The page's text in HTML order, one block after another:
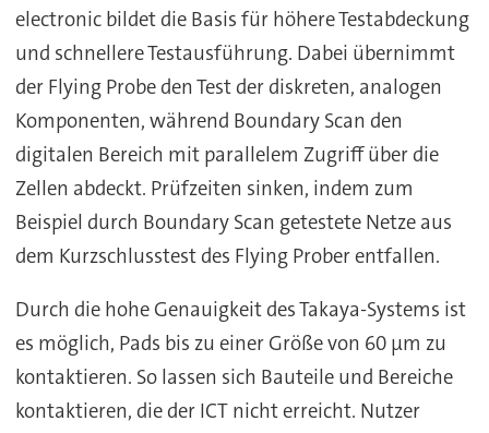
electronic bildet die Basis für höhere Testabdeckung
und schnellere Testausführung. Dabei übernimmt
der Flying Probe den Test der diskreten, analogen
Komponenten, während Boundary Scan den
digitalen Bereich mit parallelem Zugriff über die
Zellen abdeckt. Prüfzeiten sinken, indem zum
Beispiel durch Boundary Scan getestete Netze aus
dem Kurzschlusstest des Flying Prober entfallen.
Durch die hohe Genauigkeit des Takaya-Systems ist
es möglich, Pads bis zu einer Größe von 60 µm zu
kontaktieren. So lassen sich Bauteile und Bereiche
kontaktieren, die der ICT nicht erreicht. Nutzer